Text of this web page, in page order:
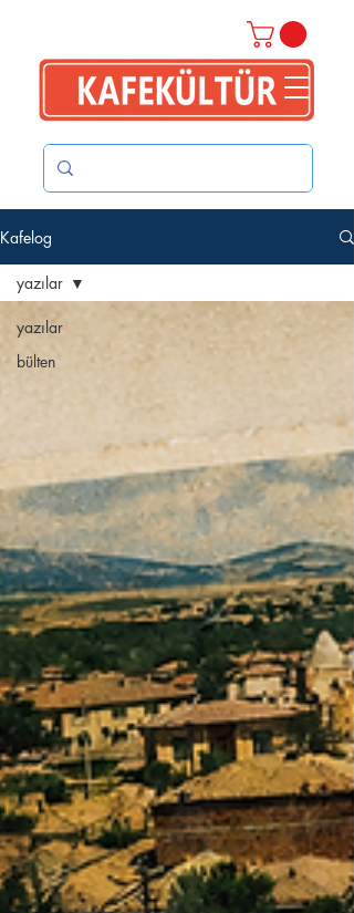
Kafelog
yazılar
bülten
yazılar